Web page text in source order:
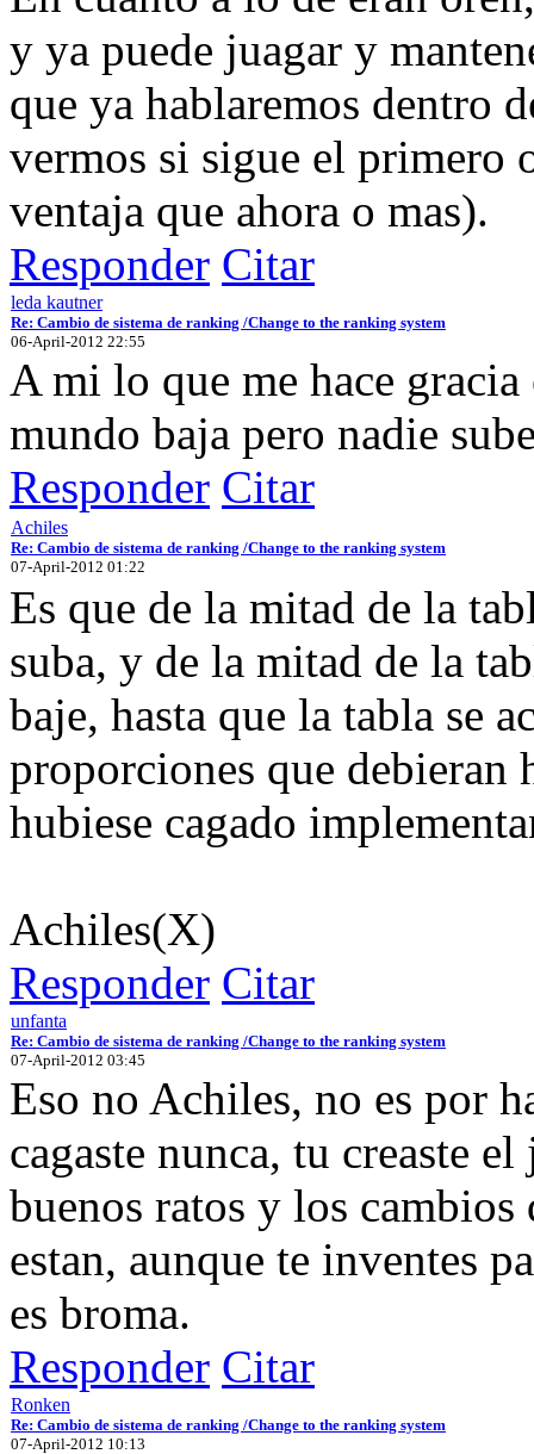
y ya puede juagar y
que ya hablaremos dentro
vermos si sigue el primero
ventaja que ahora o mas).
Responder Citar
leda kautner
Re: Cambio de sistema de ranking /Change to the ranking system
06-April-2012 22:55
A mi lo que me hace
mundo baja pero nadie
Responder Citar
Achiles
Re: Cambio de sistema de ranking /Change to the ranking system
07-April-2012 01:22
Es que de la mitad de la
suba, y de la mitad de la
baje, hasta que la tabla se
proporciones que debieran
hubiese cagado
Achiles(X)
Responder Citar
unfanta
Re: Cambio de sistema de ranking /Change to the ranking system
07-April-2012 03:45
Eso no Achiles, no es por
cagaste nunca, tu creaste
buenos ratos y los cambios
estan, aunque te inventes
es broma.
Responder Citar
Ronken
Re: Cambio de sistema de ranking /Change to the ranking system
07-April-2012 10:13